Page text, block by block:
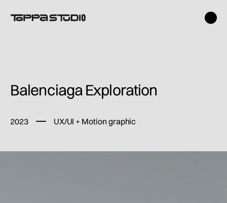
Balenciaga Exploration
2023 UX/UI + Motion graphic